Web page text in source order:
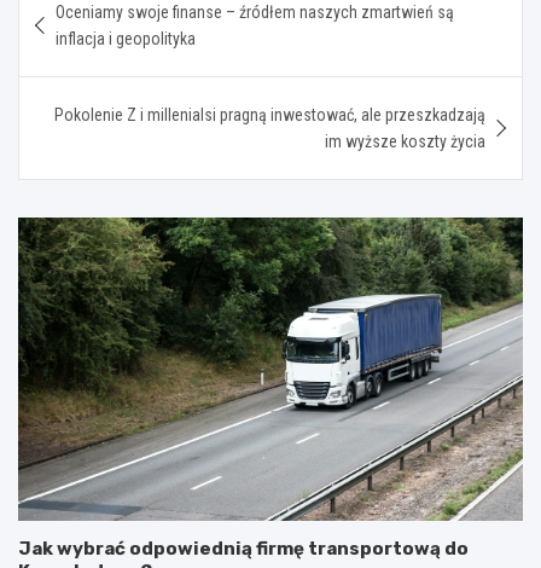
wpisu
Oceniamy swoje finanse – źródłem naszych zmartwień są
inflacja i geopolityka
Pokolenie Z i millenialsi pragną inwestować, ale przeszkadzają
im wyższe koszty życia
Jak wybrać odpowiednią firmę transportową do